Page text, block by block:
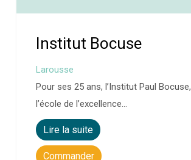
Institut Bocuse
Larousse
Pour ses 25 ans, l’Institut Paul Bocuse,
l’école de l’excellence…
Lire la suite
Commander